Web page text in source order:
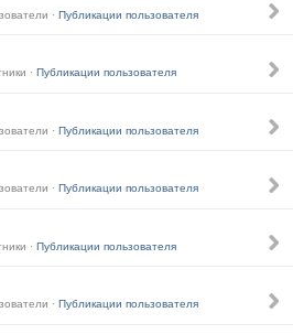
· Публикации пользователя
· Публикации пользователя
· Публикации пользователя
· Публикации пользователя
· Публикации пользователя
· Публикации пользователя